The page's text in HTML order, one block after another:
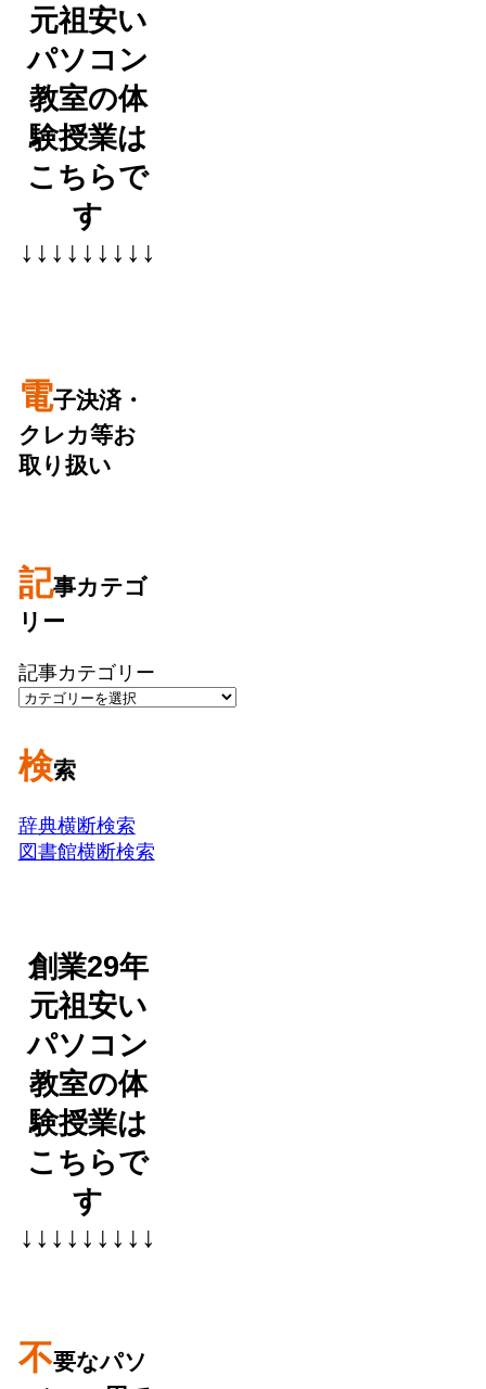
元祖安い
パソコン
教室の体
験授業は
こちらで
す
↓↓↓↓↓↓↓↓↓
電子決済・
クレカ等お
取り扱い
記事カテゴ
リー
記事カテゴリー
検索
辞典横断検索
図書館横断検索
創業29年
元祖安い
パソコン
教室の体
験授業は
こちらで
す
↓↓↓↓↓↓↓↓↓
不要なパソ